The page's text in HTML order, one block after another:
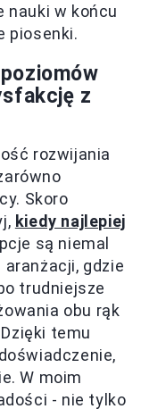
nauki w końcu
piosenki.
z
rozwijania
Skoro
kiedy najlepiej
są niemal
gdzie
trudniejsze
obu rąk
temu
W moim
- nie tylko